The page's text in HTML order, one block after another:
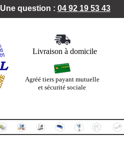
Une question : 04 92 19 53 43
Livraison à domicile
Agréé tiers payant mutuelle
et sécurité sociale